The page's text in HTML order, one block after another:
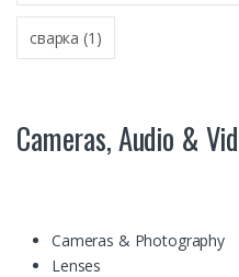
Cameras, Audio &
Cameras & Photography
Lenses
сварка (1)